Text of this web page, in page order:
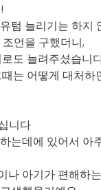
텀 늘리기는 하지
언을 구했더니,
도 늘려주셨습니
는 어떻게 대처하
니다
는데에 있어서 아
나 아기가 편해하